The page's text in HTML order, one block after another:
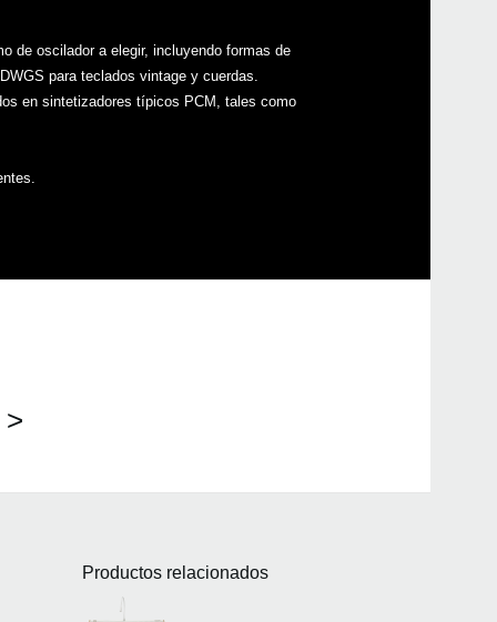
de oscilador a elegir, incluyendo formas de
para teclados vintage y cuerdas.
en sintetizadores típicos PCM, tales como
Productos relacionados